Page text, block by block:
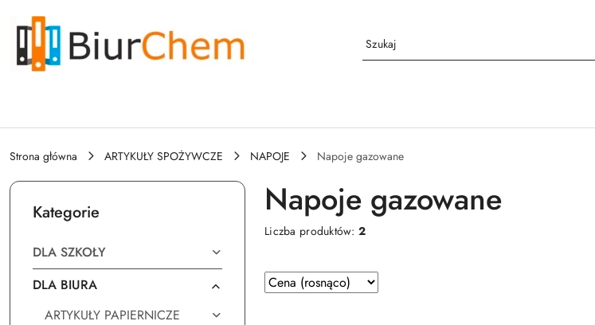
Przejdź do treści głównej
Przejdź do wyszukiwarki
Przejdź do moje konto
Przejdź do menu głównego
Przejdź do stopki
Strona główna ARTYKUŁY SPOŻYWCZE NAPOJE Napoje gazowane
Kategorie
DLA SZKOŁY
DLA BIURA
ARTYKUŁY PAPIERNICZE
Napoje gazowane
Liczba produktów:2
Zastosowano
sortowanie:
Sortuj
według